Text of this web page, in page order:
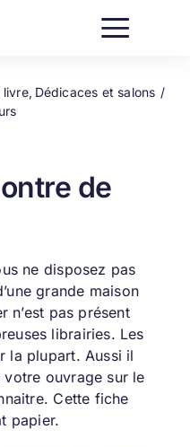
livre Dédicaces et salons
de
ne disposez pas
grande maison
n’est pas présent
librairies. Les
la plupart. Aussi il
ouvrage sur le
Cette fiche
papier.